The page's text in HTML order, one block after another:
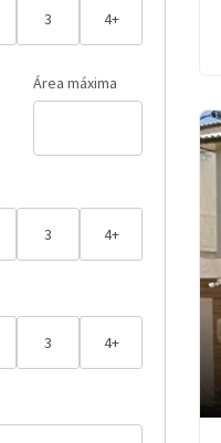
3 4+
Área máxima
3 4+
3 4+